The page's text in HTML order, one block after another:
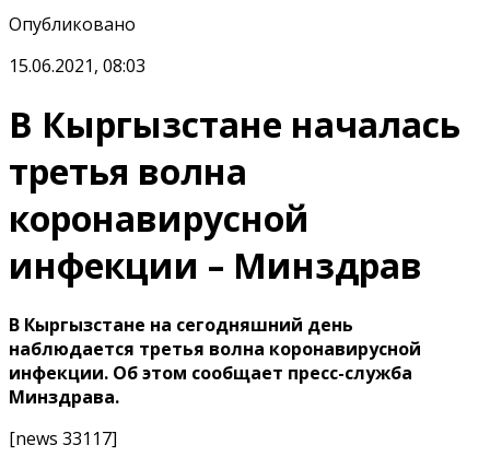
Опубликовано
15.06.2021, 08:03
В Кыргызстане началась
третья волна
коронавирусной
инфекции – Минздрав
В Кыргызстане на сегодняшний день
наблюдается третья волна коронавирусной
инфекции. Об этом сообщает пресс-служба
Минздрава.
[news 33117]